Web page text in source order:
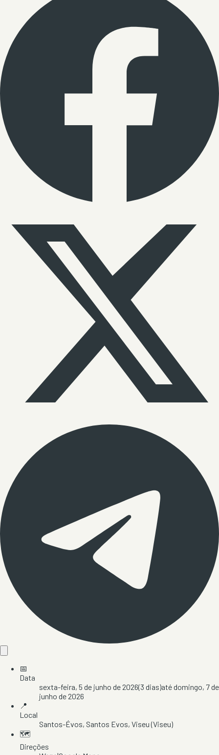
📅
Data
sexta-feira, 5 de junho de 2026(3 dias)atédomingo, 7 de
junho de 2026
📍
Local
Santos-Évos, Santos Evos, Viseu(Viseu)
🗺️
Direções